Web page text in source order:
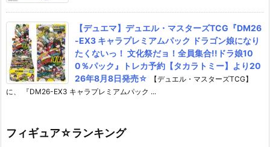
【デュエマ】デュエル・マスターズTCG『DM26
-EX3 キャラプレミアムパック ドラゴン娘になり
たくないっ！ 文化祭だョ！全員集合!!ドラ娘10
0％パック』トレカ予約【タカラトミー】より20
26年8月8日発売☆
【デュエル・マスターズTCG】
に、 『DM26-EX3 キャラプレミアムパック ...
フィギュア☆ランキング